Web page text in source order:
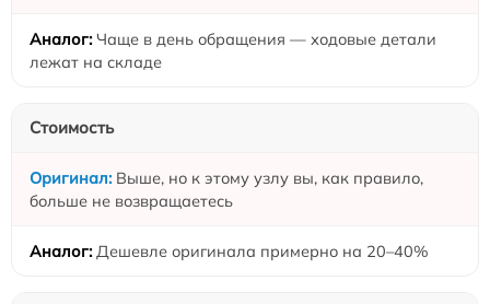
Чаще в день обращения — ходовые детали
лежат на складе
Стоимость
Выше, но к этому узлу вы, как правило,
больше не возвращаетесь
Дешевле оригинала примерно на 20–40%